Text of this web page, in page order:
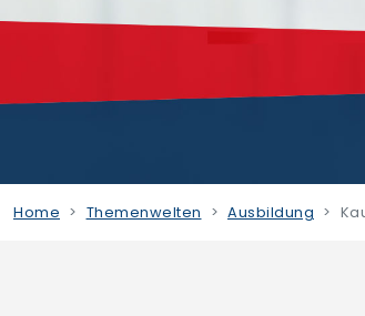
Home Themenwelten Ausbildung